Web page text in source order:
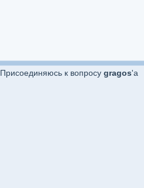
Присоединяюсь к вопросу gragos'а